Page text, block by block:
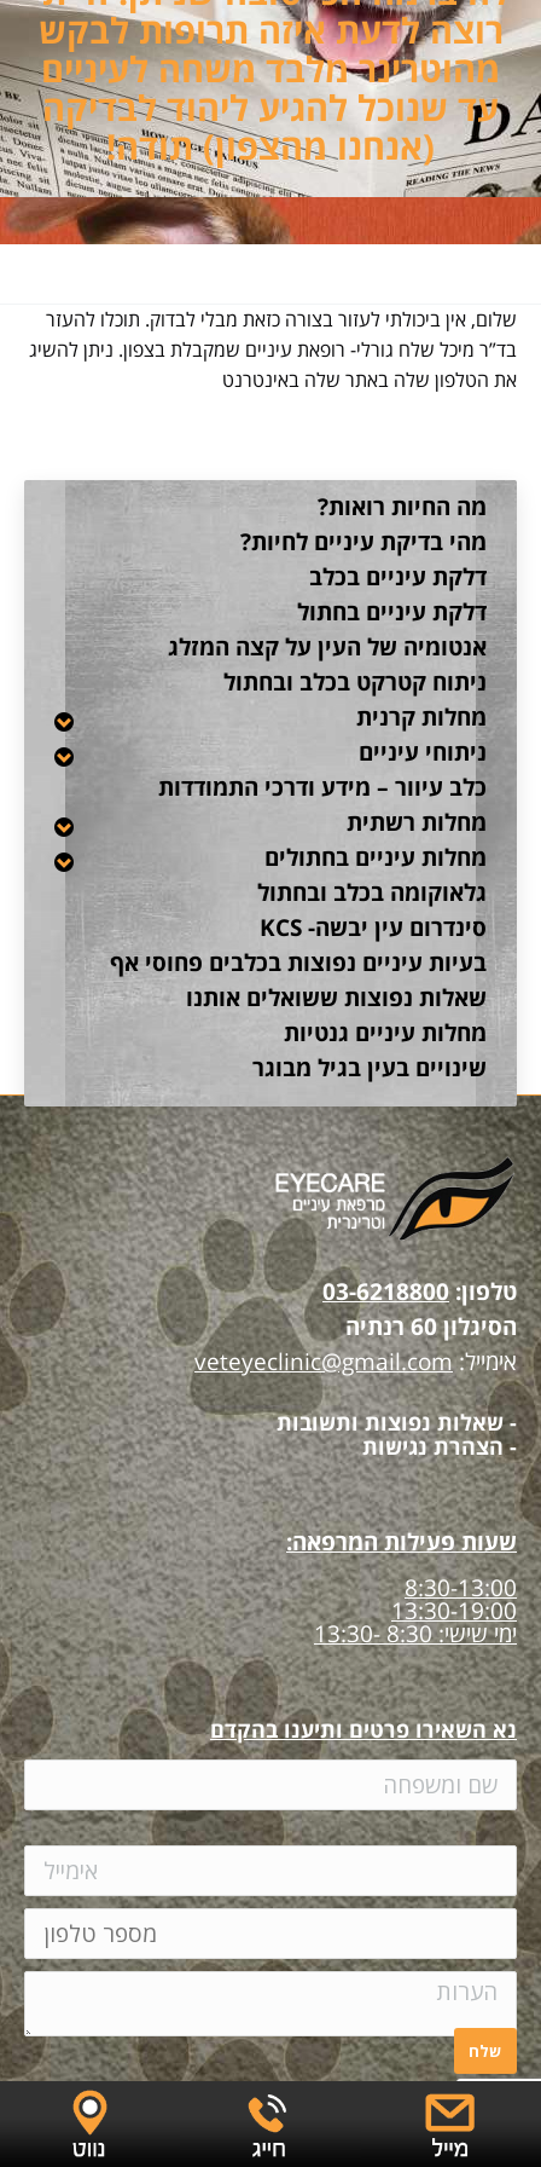
רוצה לדעת איזה תרופות לבקש
מהוטרינר מלבד משחה לעיניים
עד שנוכל להגיע ליהוד לבדיקה
(אנחנו מהצפון) תודה!
שלום, אין ביכולתי לעזור בצורה כזאת מבלי לבדוק. תוכלו להעזר
בד”ר מיכל שלח גורלי- רופאת עיניים שמקבלת בצפון. ניתן להשיג
את הטלפון שלה באתר שלה באינטרנט
מה החיות רואות?
מהי בדיקת עיניים לחיות?
דלקת עיניים בכלב
דלקת עיניים בחתול
אנטומיה של העין על קצה המזלג
ניתוח קטרקט בכלב ובחתול
מחלות קרנית
ניתוחי עיניים
כלב עיוור – מידע ודרכי התמודדות
מחלות רשתית
מחלות עיניים בחתולים
גלאוקומה בכלב ובחתול
סינדרום עין יבשה- KCS
בעיות עיניים נפוצות בכלבים פחוסי אף
שאלות נפוצות ששואלים אותנו
מחלות עיניים גנטיות
שינויים בעין בגיל מבוגר
טלפון:03-6218800
הסיגלון 60 רנתיה
אימייל:veteyeclinic@gmail.com
- שאלות נפוצות ותשובות
- הצהרת נגישות
שעות פעילות המרפאה:
8:30-13:00
13:30-19:00
ימי שישי: 8:30 -13:30
נא השאירו פרטים ותיענו בהקדם
Copyright © EYECARE